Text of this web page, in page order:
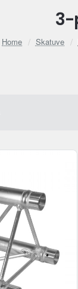
3-
Skatuve